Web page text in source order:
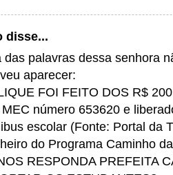
disse...
das palavras dessa senhora
aparecer:
FOI FEITO DOS R$
número 653620 e
escolar (Fonte: Portal da
do Programa Caminho
RESPONDA PREFEITA